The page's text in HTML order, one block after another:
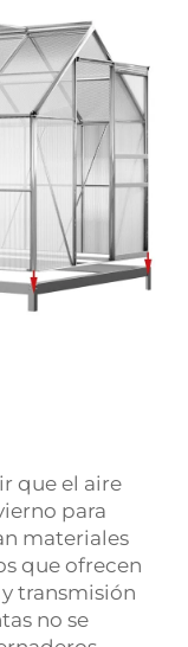
que el aire
para
materiales
que ofrecen
transmisión
no se